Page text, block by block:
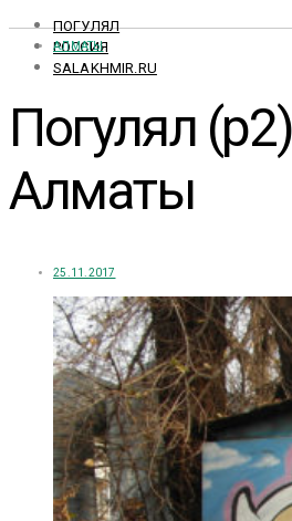
ПОГУЛЯЛ
РОССИЯ
SALAKHMIR.RU
АЛМАТЫ
Погулял
Алматы
25.11.2017